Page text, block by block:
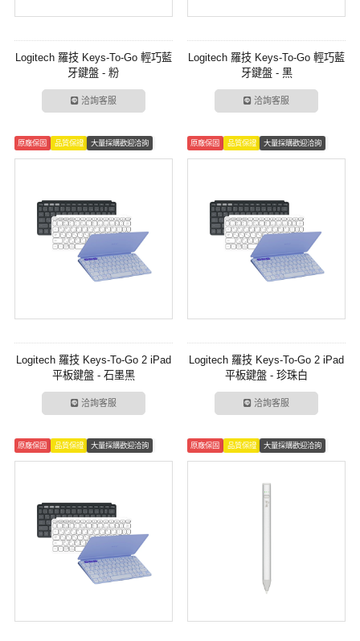
Logitech 羅技 Keys-To-Go 輕巧藍
牙鍵盤 - 粉
洽詢客服
Logitech 羅技 Keys-To-Go 輕巧藍
牙鍵盤 - 黑
洽詢客服
原廠保固 品質保證 大量採購歡迎洽詢
Logitech 羅技 Keys-To-Go 2 iPad
平板鍵盤 - 石墨黑
洽詢客服
原廠保固 品質保證 大量採購歡迎洽詢
Logitech 羅技 Keys-To-Go 2 iPad
平板鍵盤 - 珍珠白
洽詢客服
原廠保固 品質保證 大量採購歡迎洽詢 原廠保固 品質保證 大量採購歡迎洽詢